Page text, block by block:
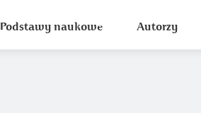
Podstawy naukowe Autorzy